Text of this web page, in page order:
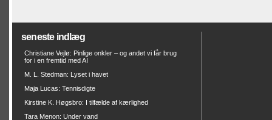
seneste indlæg
Christiane Vejlø: Pinlige onkler – og andet vi får brug
for i en fremtid med AI
M. L. Stedman: Lyset i havet
Maja Lucas: Tennisdigte
Kirstine K. Høgsbro: I tilfælde af kærlighed
Tara Menon: Under vand